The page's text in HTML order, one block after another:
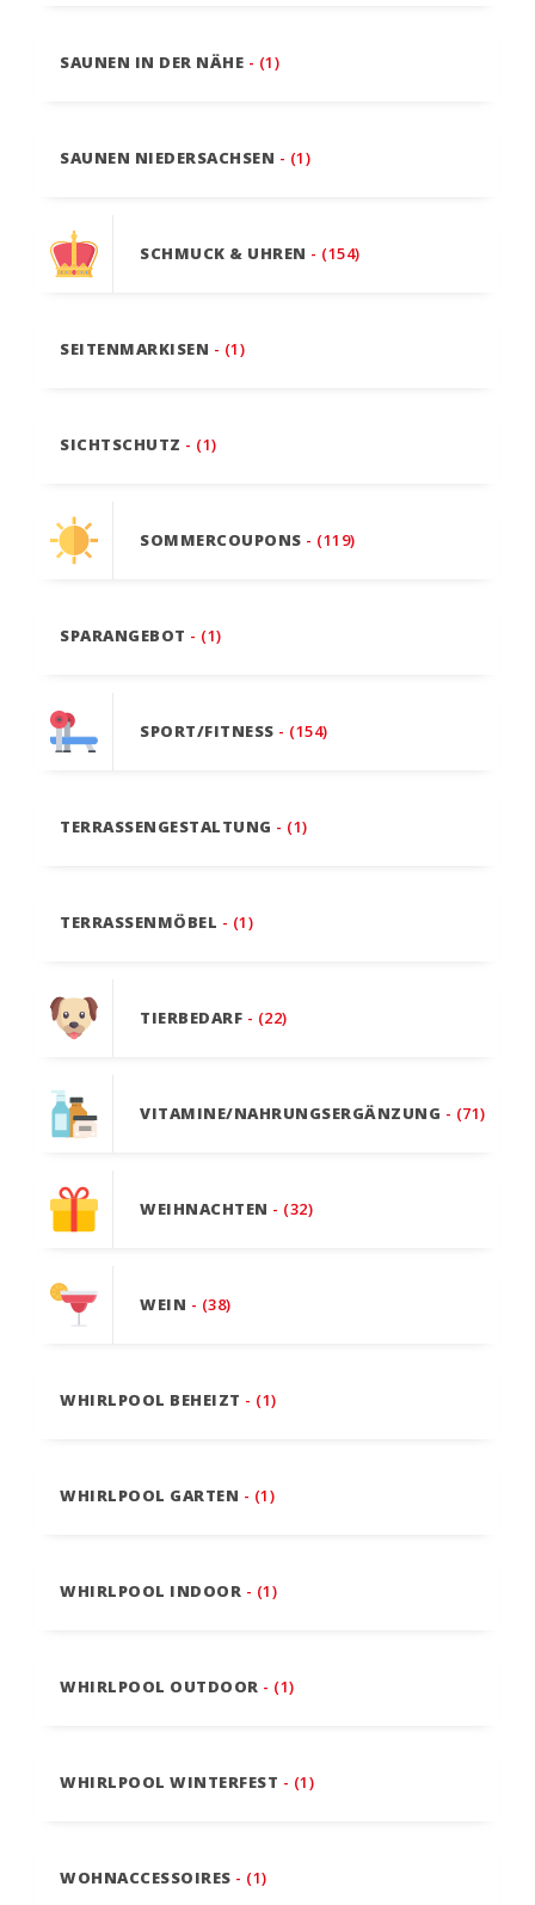
SAUNEN IN DER NÄHE - (1)
SAUNEN NIEDERSACHSEN - (1)
SCHMUCK & UHREN - (154)
SEITENMARKISEN - (1)
SICHTSCHUTZ - (1)
SOMMERCOUPONS - (119)
SPARANGEBOT - (1)
SPORT/FITNESS - (154)
TERRASSENGESTALTUNG - (1)
TERRASSENMÖBEL - (1)
TIERBEDARF - (22)
VITAMINE/NAHRUNGSERGÄNZUNG - (71)
WEIHNACHTEN - (32)
WEIN - (38)
WHIRLPOOL BEHEIZT - (1)
WHIRLPOOL GARTEN - (1)
WHIRLPOOL INDOOR - (1)
WHIRLPOOL OUTDOOR - (1)
WHIRLPOOL WINTERFEST - (1)
WOHNACCESSOIRES - (1)